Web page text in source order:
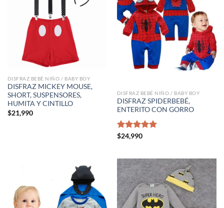
DISFRAZ BEBÉ NIÑO / BABY BOY
DISFRAZ MICKEY MOUSE,
SHORT, SUSPENSORES,
HUMITA Y CINTILLO
$21,990
DISFRAZ BEBÉ NIÑO / BABY BOY
DISFRAZ SPIDERBEBÉ,
ENTERITO CON GORRO
Valorado
$24,990